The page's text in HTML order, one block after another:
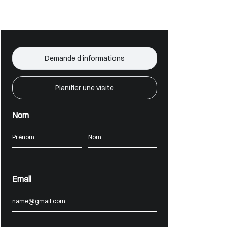
Demande d'informations
Planifier une visite
Nom
Email